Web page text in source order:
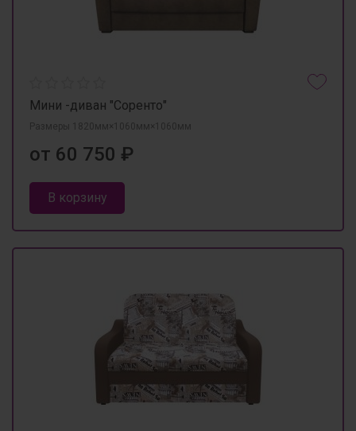
Мини -диван "Соренто"
Размеры 1820мм×1060мм×1060мм
от 60 750 ₽
В корзину